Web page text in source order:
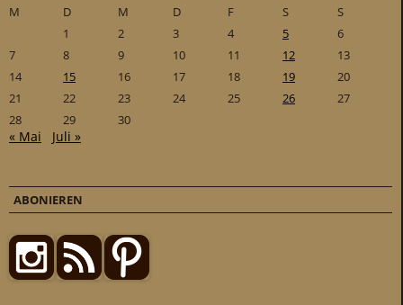
M
D M D F S
S
1
2 3 4 5
6
7
8 9 10 11 12
13
14
15 16 17 18 19
20
21
22 23 24 25 26
27
28
29 30
« Mai Juli »
ABONIEREN